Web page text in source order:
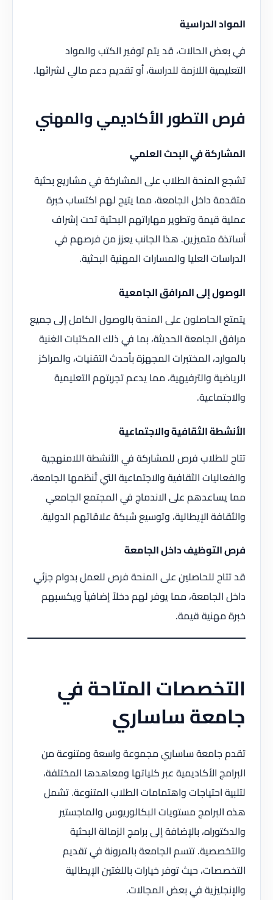
المواد الدراسية
في بعض الحالات، قد يتم توفير الكتب والمواد
التعليمية اللازمة للدراسة، أو تقديم دعم مالي لشرائها.
فرص التطور الأكاديمي والمهني
المشاركة في البحث العلمي
تشجع المنحة الطلاب على المشاركة في مشاريع بحثية
متقدمة داخل الجامعة، مما يتيح لهم اكتساب خبرة
عملية قيمة وتطوير مهاراتهم البحثية تحت إشراف
أساتذة متميزين. هذا الجانب يعزز من فرصهم في
الدراسات العليا والمسارات المهنية البحثية.
الوصول إلى المرافق الجامعية
يتمتع الحاصلون على المنحة بالوصول الكامل إلى جميع
مرافق الجامعة الحديثة، بما في ذلك المكتبات الغنية
بالموارد، المختبرات المجهزة بأحدث التقنيات، والمراكز
الرياضية والترفيهية، مما يدعم تجربتهم التعليمية
والاجتماعية.
الأنشطة الثقافية والاجتماعية
تتاح للطلاب فرص للمشاركة في الأنشطة اللامنهجية
والفعاليات الثقافية والاجتماعية التي تُنظمها الجامعة،
مما يساعدهم على الاندماج في المجتمع الجامعي
والثقافة الإيطالية، وتوسيع شبكة علاقاتهم الدولية.
فرص التوظيف داخل الجامعة
قد تتاح للحاصلين على المنحة فرص للعمل بدوام جزئي
داخل الجامعة، مما يوفر لهم دخلاً إضافياً ويكسبهم
خبرة مهنية قيمة.
التخصصات المتاحة في
جامعة ساساري
تقدم جامعة ساساري مجموعة واسعة ومتنوعة من
البرامج الأكاديمية عبر كلياتها ومعاهدها المختلفة،
لتلبية احتياجات واهتمامات الطلاب المتنوعة. تشمل
هذه البرامج مستويات البكالوريوس والماجستير
والدكتوراه، بالإضافة إلى برامج الزمالة البحثية
والتخصصية. تتسم الجامعة بالمرونة في تقديم
التخصصات، حيث توفر خيارات باللغتين الإيطالية
والإنجليزية في بعض المجالات.